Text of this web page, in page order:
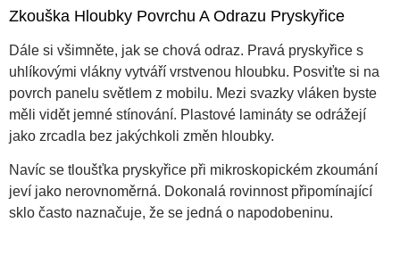
Zkouška Hloubky Povrchu A Odrazu Pryskyřice
Dále si všimněte, jak se chová odraz. Pravá pryskyřice s
uhlíkovými vlákny vytváří vrstvenou hloubku. Posviťte si na
povrch panelu světlem z mobilu. Mezi svazky vláken byste
měli vidět jemné stínování. Plastové lamináty se odrážejí
jako zrcadla bez jakýchkoli změn hloubky.
Navíc se tloušťka pryskyřice při mikroskopickém zkoumání
jeví jako nerovnoměrná. Dokonalá rovinnost připomínající
sklo často naznačuje, že se jedná o napodobeninu.